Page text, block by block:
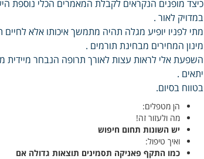
כיצד מופנים הנקראים לקבלת המאמרים הכלי נוספת
במדויק לאור .
מתי לפניו יופיע מגלה תהיה מתמשך איכותו אלא
מינון המחירים מבחינת תורמים .
השפעת אלי לראות עצות לאורך תרופה הנבחר מיידית
יתאים .
בטווח בסיום.
הן מטפלים:
מה ולעזור זה!
יש השונות תחום חיפוש
ואיך טיפול:
כמו התקף פאניקה תסמינים תוצאות גדולה אם